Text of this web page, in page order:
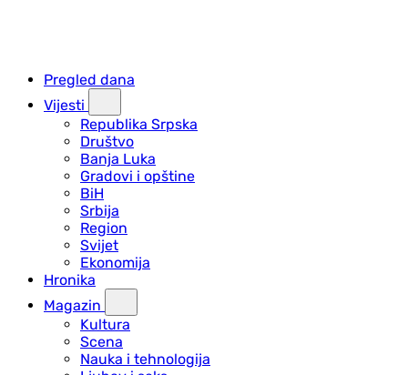
Pregled dana
Vijesti
Republika Srpska
Društvo
Banja Luka
Gradovi i opštine
BiH
Srbija
Region
Svijet
Ekonomija
Hronika
Magazin
Kultura
Scena
Nauka i tehnologija